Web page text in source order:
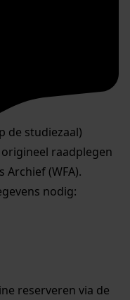
de studiezaal)
raadplegen
Archief (WFA).
nodig:
reserveren via de